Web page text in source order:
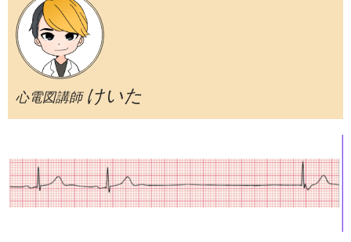
心電図講師 けいた